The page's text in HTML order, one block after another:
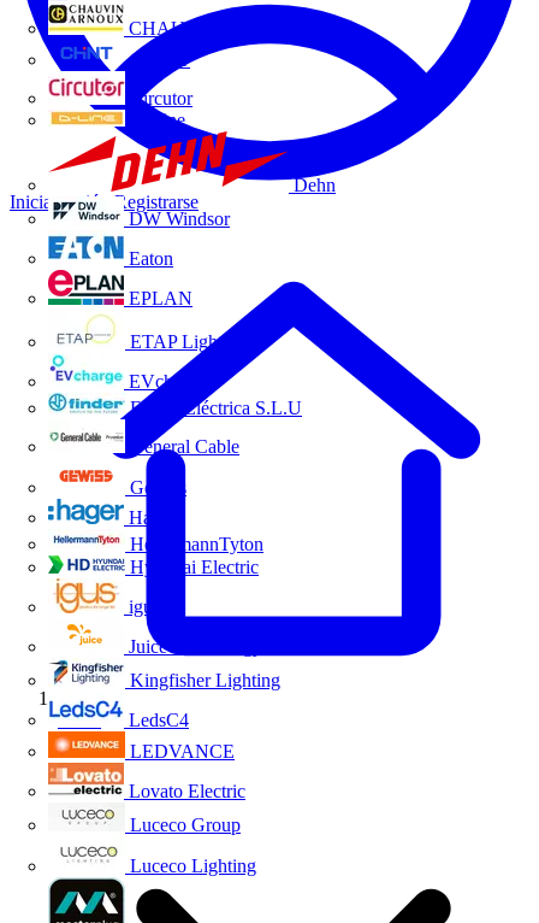
CHAUVIN ARNOUX
CHINT
Circutor
D-Line
Dehn
DW Windsor
Eaton
EPLAN
ETAP Lighting
EVcharge
Finder Eléctrica S.L.U
General Cable
Gewiss
Hager
HellermannTyton
Hyundai Electric
igus
Juice Technology
Kingfisher Lighting
LedsC4
LEDVANCE
Lovato Electric
Luceco Group
Luceco Lighting
Iniciar sesión Registrarse
Inicio